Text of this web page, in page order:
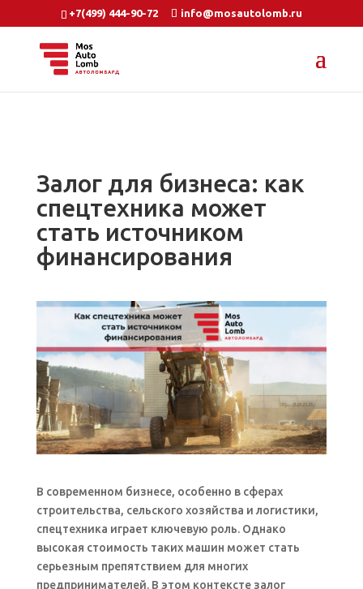
+7(499) 444-90-72 info@mosautolomb.ru
Залог для бизнеса: как
спецтехника может
стать источником
финансирования
В современном бизнесе, особенно в сферах
строительства, сельского хозяйства и логистики,
спецтехника играет ключевую роль. Однако
высокая стоимость таких машин может стать
серьезным препятствием для многих
предпринимателей. В этом контексте залог